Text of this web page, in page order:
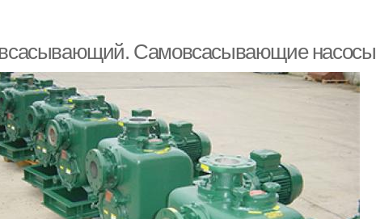
воды
Самовсасывающие насосы